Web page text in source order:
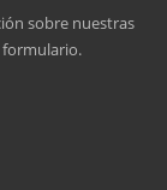
sobre nuestras
formulario.